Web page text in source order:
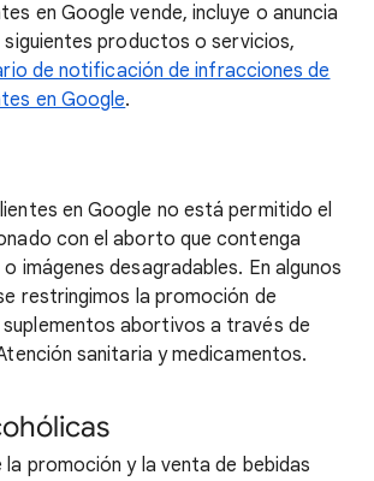
en Google vende, incluye o anuncia
siguientes productos o servicios,
de notificación de infracciones de
en Google.
en Google no está permitido el
con el aborto que contenga
imágenes desagradables. En algunos
restringimos la promoción de
abortivos a través de
sanitaria y medicamentos.
promoción y la venta de bebidas